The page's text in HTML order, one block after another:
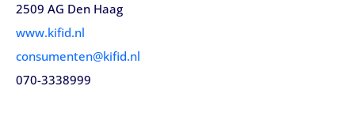
2509 AG Den Haag
www.kifid.nl
consumenten@kifid.nl
070-3338999